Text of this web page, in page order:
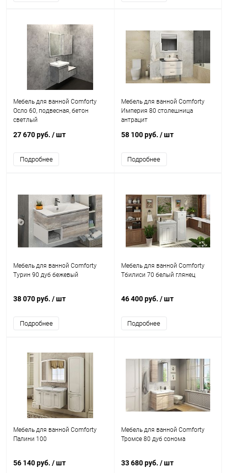
Мебель для ванной Comforty
Осло 60, подвесная, бетон
светлый
27 670 руб. / шт
Подробнее
Мебель для ванной Comforty
Империя 80 столешница
антрацит
58 100 руб. / шт
Подробнее
Мебель для ванной Comforty
Турин 90 дуб бежевый
38 070 руб. / шт
Подробнее
Мебель для ванной Comforty
Тбилиси 70 белый глянец
46 400 руб. / шт
Подробнее
Мебель для ванной Comforty
Палини 100
56 140 руб. / шт
Мебель для ванной Comforty
Тромсе 80 дуб сонома
33 680 руб. / шт